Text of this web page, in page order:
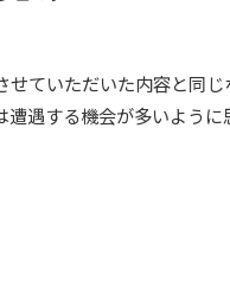
せていただいた内容と同
遭遇する機会が多いよう